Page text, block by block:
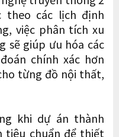
theo các lịch định
việc phân tích xu
sẽ giúp ưu hóa các
chính xác hơn
từng đồ nội thất,
khi dự án thành
tiêu chuẩn để thiết